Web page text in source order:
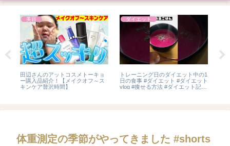
美容
田辺さんのアットコスメトーキョ
ー購入品紹介！【メイクオフ～ス
キンケア贅沢時間】
ダイエット
トレーニング日のダイエット中の1
日の食事 #ダイエット #ダイエット
vlog #痩せる方法 #ダイエット記録
体重測定の季節がやってきました #shorts